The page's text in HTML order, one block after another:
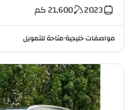
2023
21,600كم
مواصفات خليجية•متاحة للتمويل